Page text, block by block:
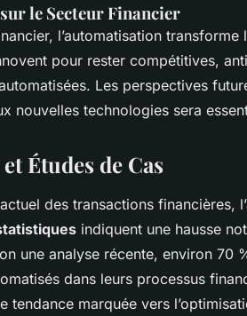
le Secteur Financier
l’automatisation
pour rester compétitives,
Les perspectives
nouvelles technologies sera
Études de Cas
des transactions financières,
indiquent une hausse
une analyse récente, environ 70
dans leurs processus
tendance marquée vers